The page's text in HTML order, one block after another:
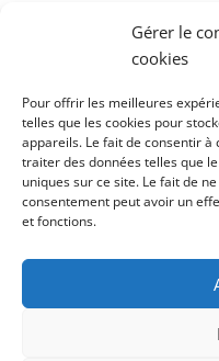
Gérer le
cookies
Pour offrir les meilleures
telles que les cookies pour
appareils. Le fait de consentir
traiter des données telles que
uniques sur ce site. Le fait de
consentement peut avoir un
et fonctions.
Mode / Beauté / Bien-être
Santé
Société
Sports
Technologie / Internet